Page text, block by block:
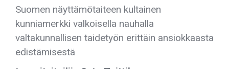
Suomen näyttämötaiteen kultainen
kunniamerkki valkoisella nauhalla
valtakunnallisen taidetyön erittäin ansiokkaasta
edistämisestä